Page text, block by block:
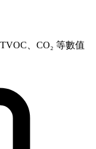
、CO₂ 等數值